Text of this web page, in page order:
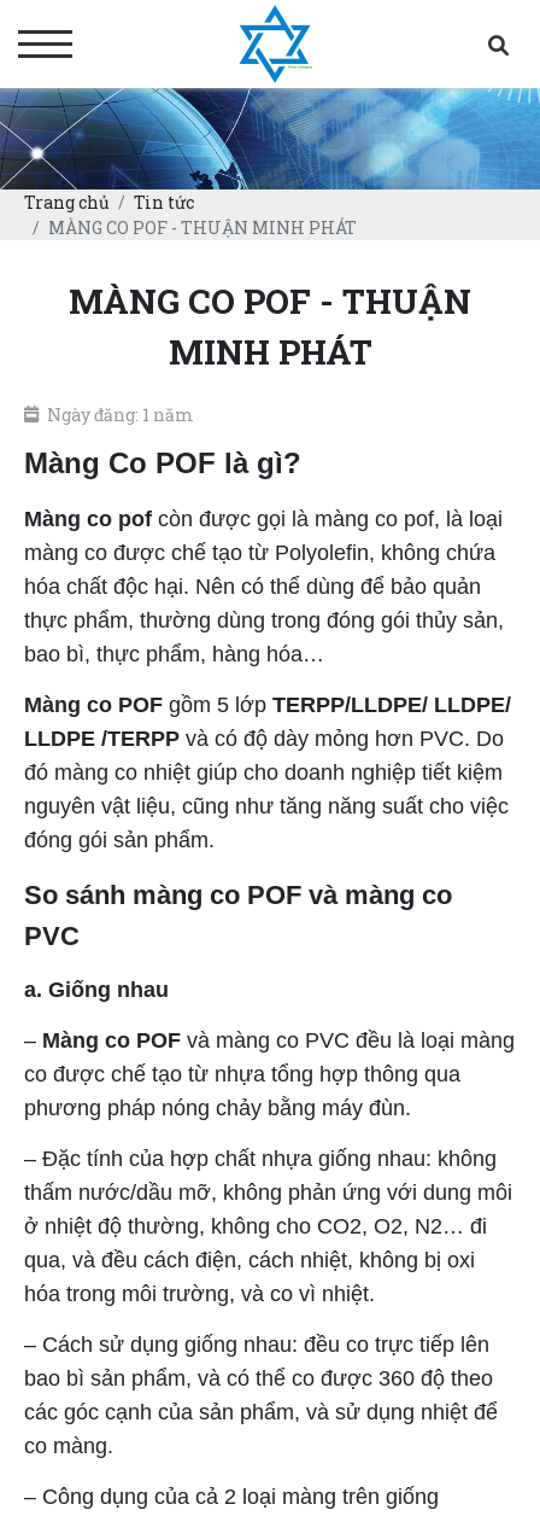
Trang chủ
Tin tức
MÀNG CO POF - THUẬN MINH PHÁT
MÀNG CO POF - THUẬN
MINH PHÁT
Ngày đăng: 1 năm
Màng Co POF là gì?
Màng co pof còn được gọi là màng co pof, là loại
màng co được chế tạo từ Polyolefin, không chứa
hóa chất độc hại. Nên có thể dùng để bảo quản
thực phẩm, thường dùng trong đóng gói thủy sản,
bao bì, thực phẩm, hàng hóa…
Màng co POF gồm 5 lớp TERPP/LLDPE/ LLDPE/
LLDPE /TERPP và có độ dày mỏng hơn PVC. Do
đó màng co nhiệt giúp cho doanh nghiệp tiết kiệm
nguyên vật liệu, cũng như tăng năng suất cho việc
đóng gói sản phẩm.
So sánh màng co POF và màng co
PVC
a. Giống nhau
– Màng co POF và màng co PVC đều là loại màng
co được chế tạo từ nhựa tổng hợp thông qua
phương pháp nóng chảy bằng máy đùn.
– Đặc tính của hợp chất nhựa giống nhau: không
thấm nước/dầu mỡ, không phản ứng với dung môi
ở nhiệt độ thường, không cho CO2, O2, N2… đi
qua, và đều cách điện, cách nhiệt, không bị oxi
hóa trong môi trường, và co vì nhiệt.
– Cách sử dụng giống nhau: đều co trực tiếp lên
bao bì sản phẩm, và có thể co được 360 độ theo
các góc cạnh của sản phẩm, và sử dụng nhiệt để
co màng.
– Công dụng của cả 2 loại màng trên giống